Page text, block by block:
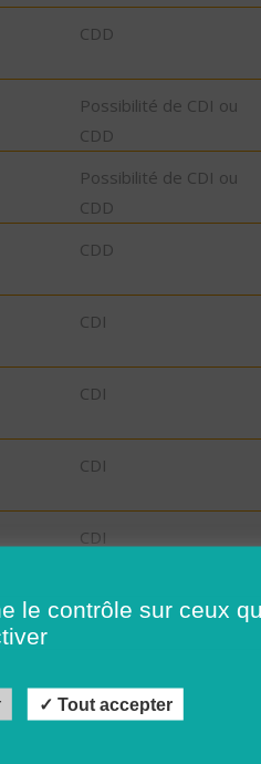
CDD
Possibilité de CDI ou
CDD
Possibilité de CDI ou
CDD
CDD
CDI
CDI
CDI
CDI
CDI
le contrôle sur ceux
Tout accepter